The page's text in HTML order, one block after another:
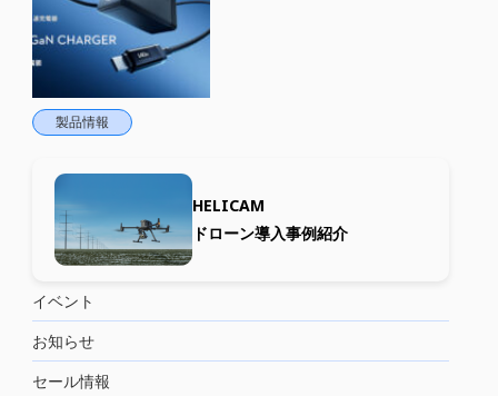
製品情報
HELICAM
ドローン導入事例紹介
イベント
お知らせ
セール情報